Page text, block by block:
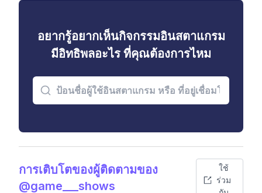
อยากรู้อยากเห็นกิจกรรมอินสตาแกรม
มีอิทธิพลอะไร ที่คุณต้องการไหม
การเติบโตของผู้ติดตามของ
@game___shows
ใช้
ร่วม